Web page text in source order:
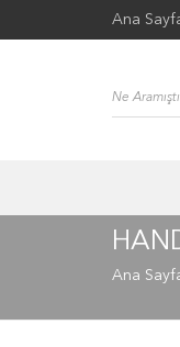
Ana
Ana